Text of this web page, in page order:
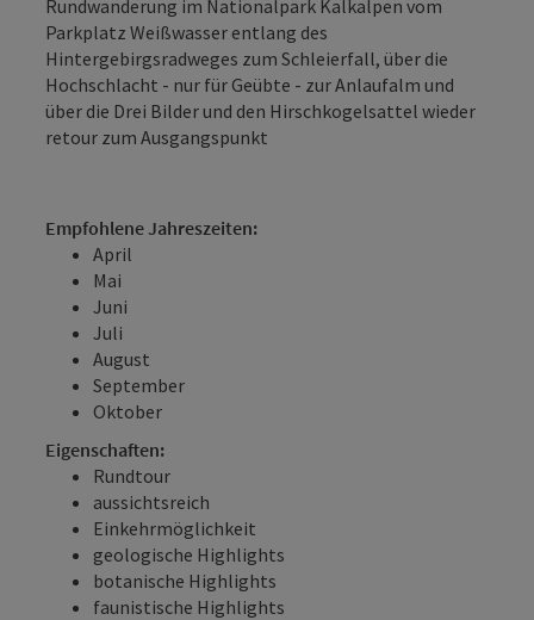
Rundwanderung im Nationalpark Kalkalpen vom
Parkplatz Weißwasser entlang des
Hintergebirgsradweges zum Schleierfall, über die
Hochschlacht - nur für Geübte - zur Anlaufalm und
über die Drei Bilder und den Hirschkogelsattel wieder
retour zum Ausgangspunkt
Empfohlene Jahreszeiten:
April
Mai
Juni
Juli
August
September
Oktober
Eigenschaften:
Rundtour
aussichtsreich
Einkehrmöglichkeit
geologische Highlights
botanische Highlights
faunistische Highlights